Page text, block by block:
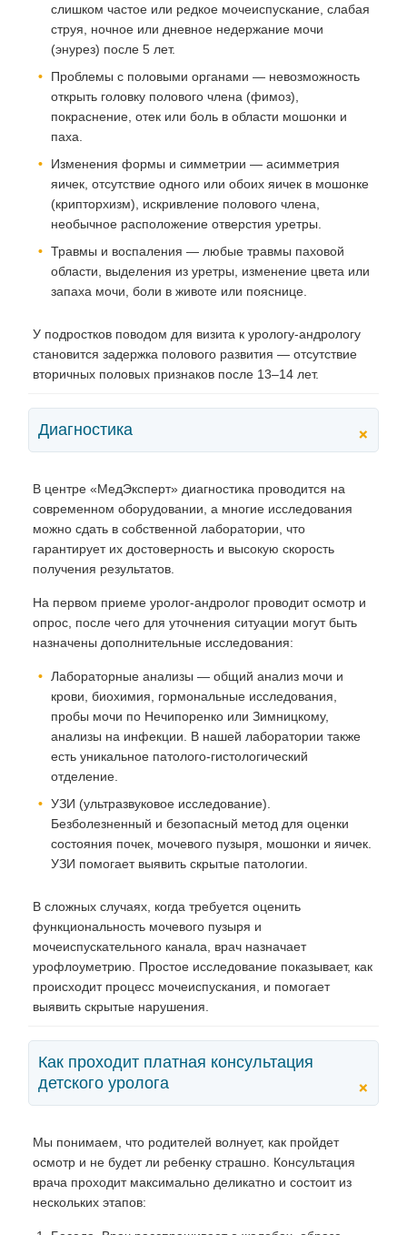
слишком частое или редкое мочеиспускание, слабая
струя, ночное или дневное недержание мочи
(энурез) после 5 лет.
Проблемы с половыми органами — невозможность
открыть головку полового члена (фимоз),
покраснение, отек или боль в области мошонки и
паха.
Изменения формы и симметрии — асимметрия
яичек, отсутствие одного или обоих яичек в мошонке
(крипторхизм), искривление полового члена,
необычное расположение отверстия уретры.
Травмы и воспаления — любые травмы паховой
области, выделения из уретры, изменение цвета или
запаха мочи, боли в животе или пояснице.
У подростков поводом для визита к урологу-андрологу
становится задержка полового развития — отсутствие
вторичных половых признаков после 13–14 лет.
Диагностика +
В центре «МедЭксперт» диагностика проводится на
современном оборудовании, а многие исследования
можно сдать в собственной лаборатории, что
гарантирует их достоверность и высокую скорость
получения результатов.
На первом приеме уролог-андролог проводит осмотр и
опрос, после чего для уточнения ситуации могут быть
назначены дополнительные исследования:
Лабораторные анализы — общий анализ мочи и
крови, биохимия, гормональные исследования,
пробы мочи по Нечипоренко или Зимницкому,
анализы на инфекции. В нашей лаборатории также
есть уникальное патолого-гистологический
отделение.
УЗИ (ультразвуковое исследование).
Безболезненный и безопасный метод для оценки
состояния почек, мочевого пузыря, мошонки и яичек.
УЗИ помогает выявить скрытые патологии.
В сложных случаях, когда требуется оценить
функциональность мочевого пузыря и
мочеиспускательного канала, врач назначает
урофлоуметрию. Простое исследование показывает, как
происходит процесс мочеиспускания, и помогает
выявить скрытые нарушения.
Как проходит платная консультация
детского уролога
+
Мы понимаем, что родителей волнует, как пройдет
осмотр и не будет ли ребенку страшно. Консультация
врача проходит максимально деликатно и состоит из
нескольких этапов: